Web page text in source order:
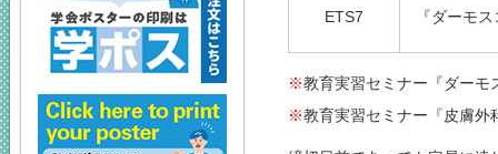
ETS7 『ダーモ
教育実習セミナー『ダー
教育実習セミナー『皮膚外